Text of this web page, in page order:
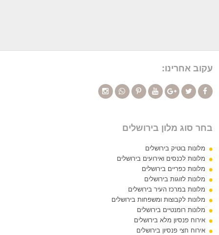
עקוב אחרינו:
בחר סוג מלון בירושלים
מלונות בוטיק בירושלים
מלונות לכנסים ואירועים בירושלים
מלונות כפריים בירושלים
מלונות לזוגות בירושלים
מלונות במרכז העיר בירושלים
מלונות לקבוצות ומשפחות בירושלים
מלונות רומנטיים בירושלים
אירוח פנסיון מלא בירושלים
אירוח חצי פנסיון בירושלים